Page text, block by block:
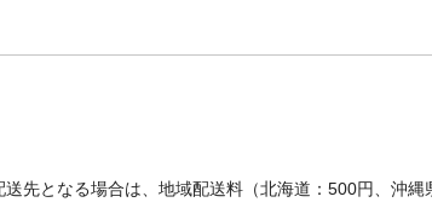
先となる場合は、地域配送料（北海道：500円、沖